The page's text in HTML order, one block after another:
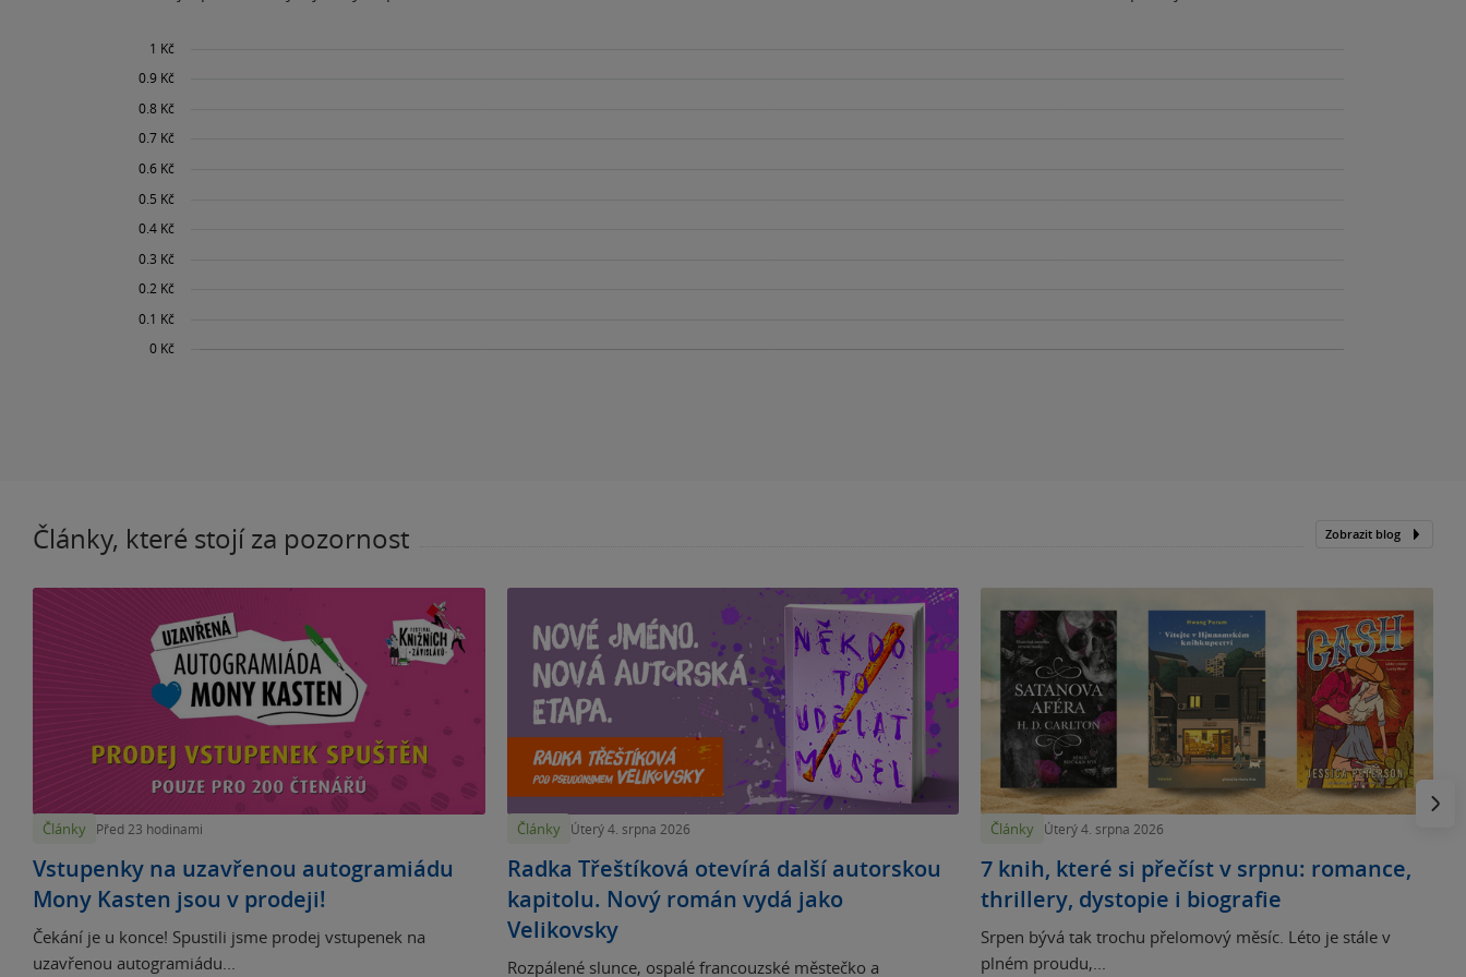
Články, které stojí za pozornost Zobrazit blog
Články Před 23 hodinami
Vstupenky na uzavřenou autogramiádu
Mony Kasten jsou v prodeji!
Čekání je u konce! Spustili jsme prodej vstupenek na
uzavřenou autogramiádu...
Články Úterý 4. srpna 2026
Radka Třeštíková otevírá další autorskou
kapitolu. Nový román vydá jako
Velikovsky
Rozpálené slunce, ospalé francouzské městečko a
Články Úterý 4. srpna 2026
7 knih, které si přečíst v srpnu: romance,
thrillery, dystopie i biografie
Srpen bývá tak trochu přelomový měsíc. Léto je stále v
plném proudu,...